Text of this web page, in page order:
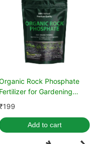
Rock Phosphate
Fertilizer for Gardening
(900 GM)
199
Add to cart